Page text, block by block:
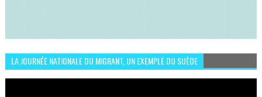
LA JOURNÉE NATIONALE DU MIGRANT, UN EXEMPLE DU SUÈDE